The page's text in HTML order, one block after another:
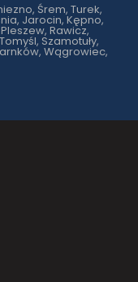
Śrem, Turek,
Jarocin, Kępno,
Rawicz,
Szamotuły,
Wągrowiec,